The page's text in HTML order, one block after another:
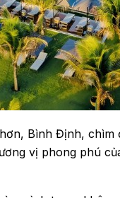
Bình Định,
vị phong phú